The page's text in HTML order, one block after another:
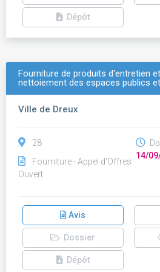
Dépôt
Fourniture de produits d'entretien
nettoiement des espaces publics
Ville de Dreux
28
Fourniture - Appel d'Offres
Ouvert
14/
Avis
Dossier
Dépôt